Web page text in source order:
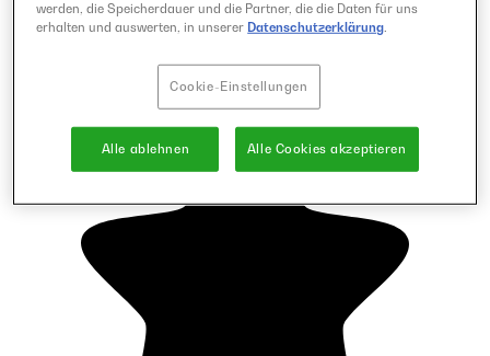
werden, die Speicherdauer und die Partner, die die Daten für uns
erhalten und auswerten, in unserer Datenschutzerklärung.
Cookie-Einstellungen
Alle ablehnen Alle Cookies akzeptieren